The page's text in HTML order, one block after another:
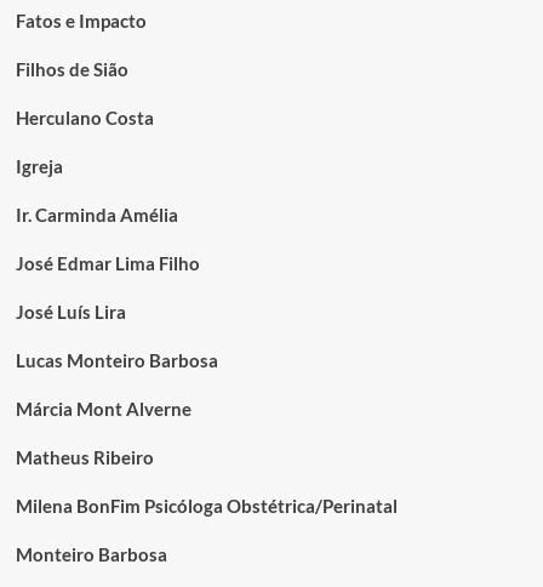
Fatos e Impacto
Filhos de Sião
Herculano Costa
Igreja
Ir. Carminda Amélia
José Edmar Lima Filho
José Luís Lira
Lucas Monteiro Barbosa
Márcia Mont Alverne
Matheus Ribeiro
Milena BonFim Psicóloga Obstétrica/Perinatal
Monteiro Barbosa